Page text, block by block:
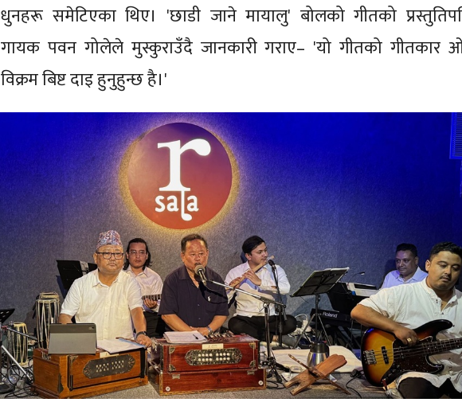
धुनहरू समेटिएका थिए। 'छाडी जाने मायालु' बोलको गीतको
गायक पवन गोलेले मुस्कुराउँदै जानकारी गराए– 'यो गीतको गीतकार
विक्रम बिष्ट दाइ हुनुहुन्छ है।'